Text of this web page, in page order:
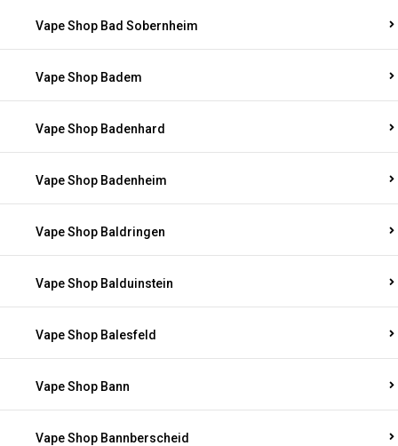
Vape Shop Bad Sobernheim
Vape Shop Badem
Vape Shop Badenhard
Vape Shop Badenheim
Vape Shop Baldringen
Vape Shop Balduinstein
Vape Shop Balesfeld
Vape Shop Bann
Vape Shop Bannberscheid